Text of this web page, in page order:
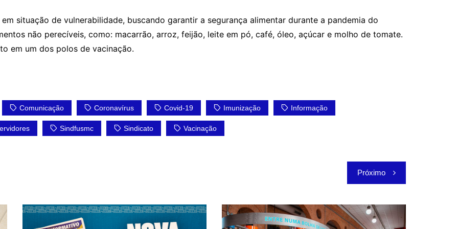
situação de vulnerabilidade, buscando garantir a segurança alimentar durante a pandemia do
não perecíveis, como: macarrão, arroz, feijão, leite em pó, café, óleo, açúcar e molho de tomate.
em um dos polos de vacinação.
Comunicação Coronavírus Covid-19 Imunização Informação
Sindfusmc Sindicato Vacinação
Próximo